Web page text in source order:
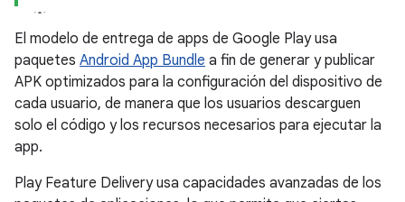
El modelo de entrega de apps de Google Play usa
paquetes Android App Bundle a fin de generar y publicar
APK optimizados para la configuración del dispositivo de
cada usuario, de manera que los usuarios descarguen
solo el código y los recursos necesarios para ejecutar la
app.
Play Feature Delivery usa capacidades avanzadas de los